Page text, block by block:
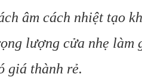
âm cách nhiệt tạo
lượng cửa nhẹ làm
giá thành rẻ.